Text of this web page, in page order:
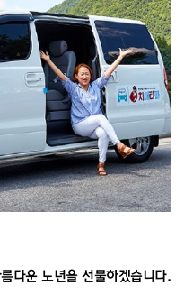
다운 노년을 선물하겠습니다.